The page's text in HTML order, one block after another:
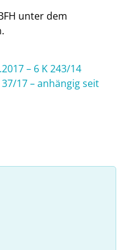
unter dem
– 6 K 243/14
17 – anhängig seit